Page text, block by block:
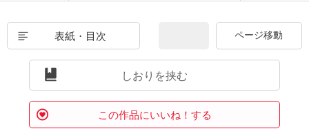
表紙・目次
しおりを挟む
この作品にいいね！する